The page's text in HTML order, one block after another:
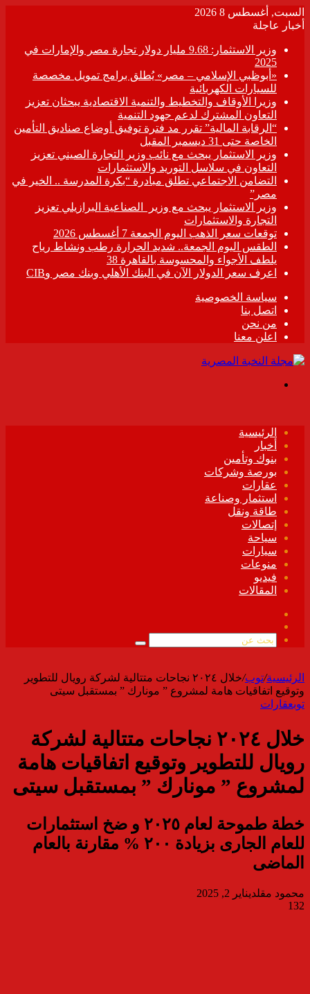
السبت, أغسطس 8 2026
أخبار عاجلة
وزير الاستثمار: 9.68 مليار دولار تجارة مصر والإمارات في
2025
«أبوظبي الإسلامي – مصر» يُطلق برامج تمويل مخصصة
للسيارات الكهربائية
وزيرا الأوقاف والتخطيط والتنمية الاقتصادية يبحثان تعزيز
التعاون المشترك لدعم جهود التنمية
“الرقابة المالية” تقرر مد فترة توفيق أوضاع صناديق التأمين
الخاصة حتى 31 ديسمبر المقبل
وزير الاستثمار يبحث مع نائب وزير التجارة الصيني تعزيز
التعاون في سلاسل التوريد والاستثمارات
التضامن الاجتماعي تطلق مبادرة “بكرة المدرسة .. الخير في
مصر”
وزير الاستثمار يبحث مع وزير الصناعية البرازيلي تعزيز
التجارة والاستثمارات
توقعات سعر الذهب اليوم الجمعة 7 أغسطس 2026
الطقس اليوم الجمعة.. شديد الحرارة رطب ونشاط رياح
يلطف الأجواء والمحسوسة بالقاهرة 38
اعرف سعر الدولار الآن في البنك الأهلي وبنك مصر وCIB
سياسة الخصوصية
اتصل بنا
من نحن
اعلن معنا
الرئيسية
أخبار
بنوك وتأمين
بورصة وشركات
عقارات
استثمار وصناعة
طاقة ونقل
إتصالات
سياحة
سيارات
منوعات
فيديو
المقالات
الموقع
بحث
الرئيسية/توب/
خلال ٢٠٢٤ نجاحات متتالية لشركة رويال للتطوير
وتوقيع اتفاقيات هامة لمشروع ” مونارك ” بمستقبل سيتى
توبعقارات
خلال ٢٠٢٤ نجاحات متتالية لشركة
رويال للتطوير وتوقيع اتفاقيات هامة
لمشروع ” مونارك ” بمستقبل سيتى
خطة طموحة لعام ٢٠٢٥ و ضخ استثمارات
للعام الجارى بزيادة ٢٠٠ % مقارنة بالعام
الماضى
محمود مقلديناير 2, 2025
132